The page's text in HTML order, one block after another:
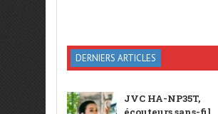
DERNIERS ARTICLES
JVC HA-NP35T,